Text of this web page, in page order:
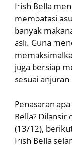
Irish Bella
membatasi
banyak
asli. Guna
juga bersiap
sesuai
Penasaran
Bella? Dilansir
(13/12),
Irish Bella